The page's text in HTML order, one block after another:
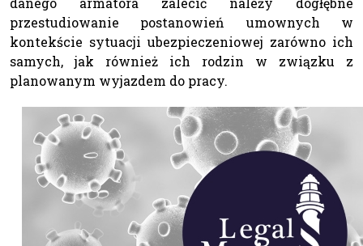
przestudiowanie postanowień umownych w
kontekście sytuacji ubezpieczeniowej zarówno ich
samych, jak również ich rodzin w związku z
planowanym wyjazdem do pracy.